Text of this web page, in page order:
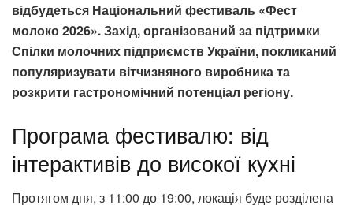
відбудеться Національний фестиваль «Фест
молоко 2026». Захід, організований за підтримки
Спілки молочних підприємств України, покликаний
популяризувати вітчизняного виробника та
розкрити гастрономічний потенціал регіону.
Програма фестивалю: від
інтерактивів до високої кухні
Протягом дня, з 11:00 до 19:00, локація буде розділена